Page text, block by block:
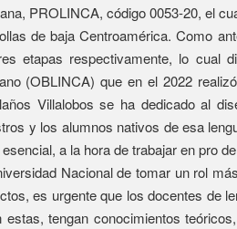
PROLINCA, código 0053-20, el
de baja Centroamérica. Como
etapas respectivamente, lo cual
(OBLINCA) que en el 2022
Villalobos se ha dedicado al
y los alumnos nativos de esa
a la hora de trabajar en pro
Nacional de tomar un rol
es urgente que los docentes de
tengan conocimientos